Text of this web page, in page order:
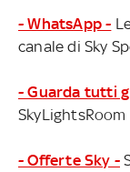
- WhatsApp -
canale di Sky
- Guarda tutti
SkyLightsRoom
- Offerte Sky -